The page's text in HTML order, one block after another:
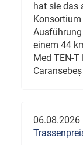
hat sie das
einem 44
Med TEN-
06.08.2026